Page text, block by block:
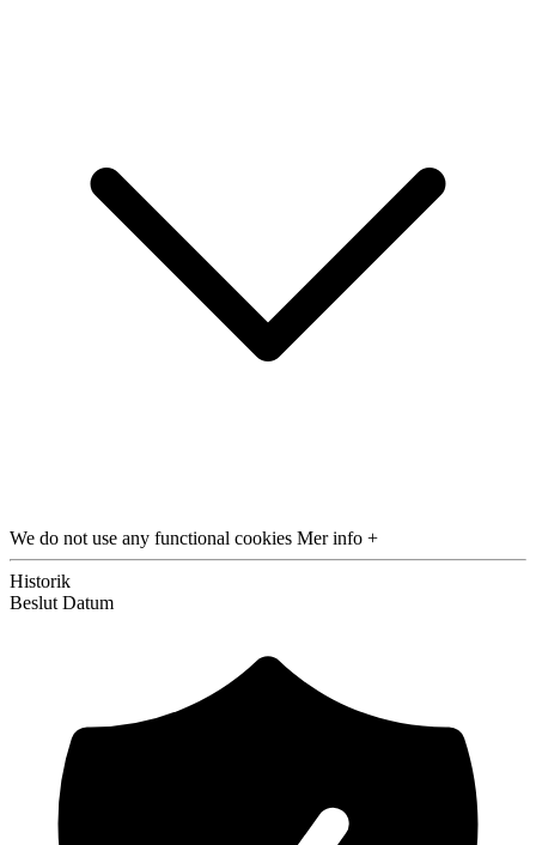
We do not use any functional cookies Mer info +
Historik
Beslut Datum